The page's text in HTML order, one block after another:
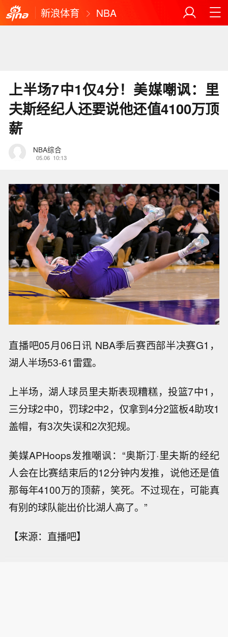
新浪体育 NBA
上半场7中1仅4分！美媒嘲讽：里
夫斯经纪人还要说他还值4100万顶
薪
NBA综合
05.06 10:13
直播吧05月06日讯 NBA季后赛西部半决赛G1，
湖人半场53-61雷霆。
上半场，湖人球员里夫斯表现糟糕，投篮7中1，
三分球2中0，罚球2中2，仅拿到4分2篮板4助攻1
盖帽，有3次失误和2次犯规。
美媒APHoops发推嘲讽：“奥斯汀·里夫斯的经纪
人会在比赛结束后的12分钟内发推，说他还是值
那每年4100万的顶薪，笑死。不过现在，可能真
有别的球队能出价比湖人高了。”
【来源：直播吧】